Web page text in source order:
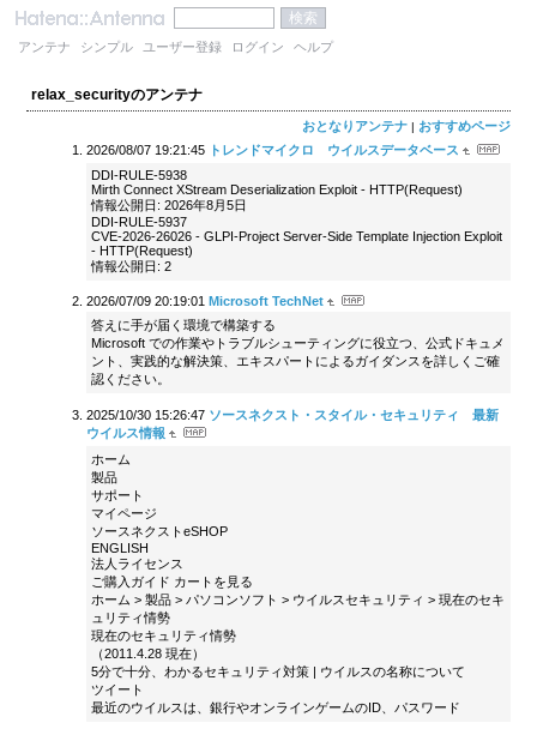
アンテナ シンプル ユーザー登録 ログイン ヘルプ
relax_securityのアンテナ
おとなりアンテナ| おすすめページ
2026/08/07 19:21:45 トレンドマイクロ ウイルスデータベース
DDI-RULE-5938
Mirth Connect XStream Deserialization Exploit - HTTP(Request)
情報公開日: 2026年8月5日
DDI-RULE-5937
CVE-2026-26026 - GLPI-Project Server-Side Template Injection Exploit
- HTTP(Request)
情報公開日: 2
2026/07/09 20:19:01 Microsoft TechNet
答えに手が届く環境で構築する
Microsoft での作業やトラブルシューティングに役立つ、公式ドキュメ
ント、実践的な解決策、エキスパートによるガイダンスを詳しくご確
認ください。
2025/10/30 15:26:47 ソースネクスト・スタイル・セキュリティ 最新
ウイルス情報
ホーム
製品
サポート
マイページ
ソースネクストeSHOP
ENGLISH
法人ライセンス
ご購入ガイド カートを見る
ホーム > 製品 > パソコンソフト > ウイルスセキュリティ > 現在のセキ
ュリティ情勢
現在のセキュリティ情勢
（2011.4.28 現在）
5分で十分、わかるセキュリティ対策 | ウイルスの名称について
ツイート
最近のウイルスは、銀行やオンラインゲームのID、パスワード